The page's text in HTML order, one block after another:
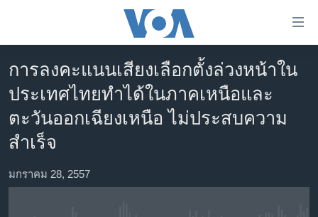
ข้าม
ไป
เนื้อหา
หลัก
ข้าม
ไป
หน้า
หน้าหลัก
โลก
เอเชีย
สหรัฐฯ
ไทย
การลงคะแนนเสียงเลือกตั้งล่วงหน้าใน
ประเทศไทยทำได้ในภาคเหนือและ
ตะวันออกเฉียงเหนือ ไม่ประสบความ
สำเร็จ
มกราคม 28, 2557